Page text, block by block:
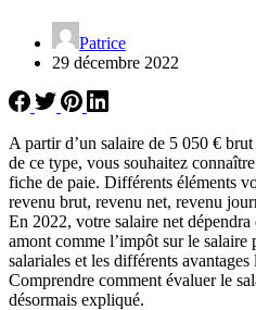
Patrice
29 décembre 2022
A partir d’un salaire de 5 050 €
de ce type, vous souhaitez
fiche de paie. Différents éléments
revenu brut, revenu net, revenu
En 2022, votre salaire net dépendra
amont comme l’impôt sur le salaire
salariales et les différents
Comprendre comment évaluer le
désormais expliqué.